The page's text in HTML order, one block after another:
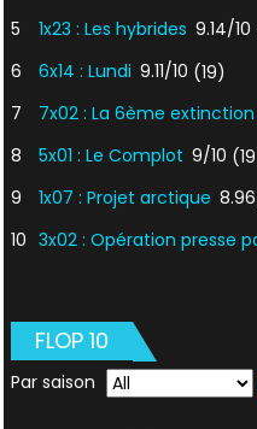
5
1x23 : Les hybrides 9.14/10
6
6x14 : Lundi 9.11/10 (19)
7
7x02 : La 6ème
8
5x01 : Le Complot 9/10
9
1x07 : Projet arctique
10 3x02 : Opération presse
FLOP 10
Par saison